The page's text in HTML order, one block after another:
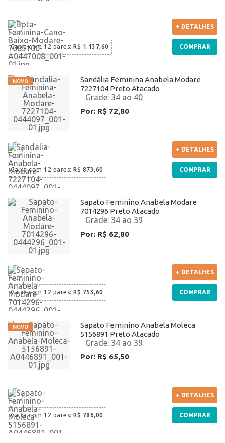
Caixa com 12 pares: R$ 1.137,60
+ DETALHES
COMPRAR
Sandália Feminina Anabela Modare
7227104 Preto Atacado
34 ao 40
Por: R$ 72,80
Caixa com 12 pares: R$ 873,60
+ DETALHES
COMPRAR
Sapato Feminino Anabela Modare
7014296 Preto Atacado
34 ao 39
Por: R$ 62,80
Caixa com 12 pares: R$ 753,60
+ DETALHES
COMPRAR
Sapato Feminino Anabela Moleca
5156891 Preto Atacado
34 ao 39
Por: R$ 65,50
Caixa com 12 pares: R$ 786,00
+ DETALHES
COMPRAR